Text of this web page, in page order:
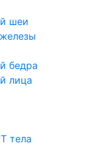
шеи
бедра
лица
тела